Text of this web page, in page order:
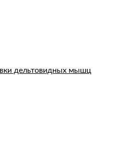
дельтовидных мышц